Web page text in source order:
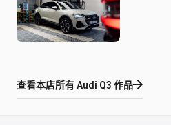
查看本店所有Audi Q3 作品